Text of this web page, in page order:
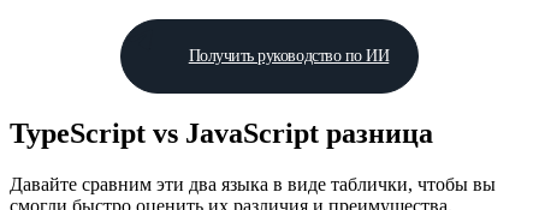
Получить руководство по ИИ
TypeScript vs JavaScript разница
Давайте сравним эти два языка в виде таблички, чтобы вы
смогли быстро оценить их различия и преимущества.